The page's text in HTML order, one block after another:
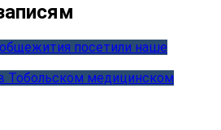
посетили наше
Тобольском медицинском